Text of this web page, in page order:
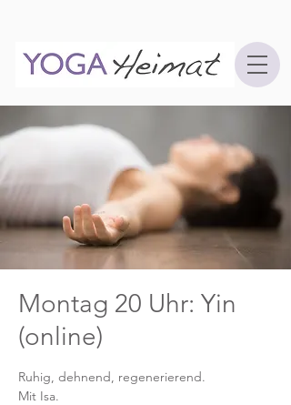
Montag 20 Uhr: Yin
(online)
Ruhig, dehnend, regenerierend.
Mit Isa.